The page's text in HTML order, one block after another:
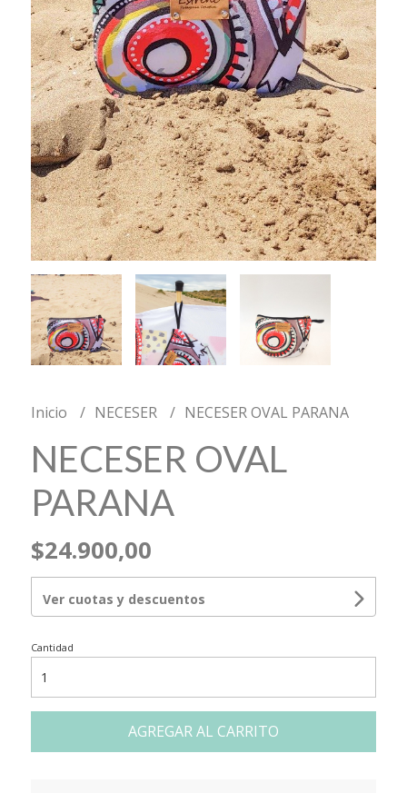
Inicio NECESER NECESER OVAL PARANA
NECESER OVAL
PARANA
$24.900,00
Ver cuotas y descuentos
Cantidad
AGREGAR AL CARRITO